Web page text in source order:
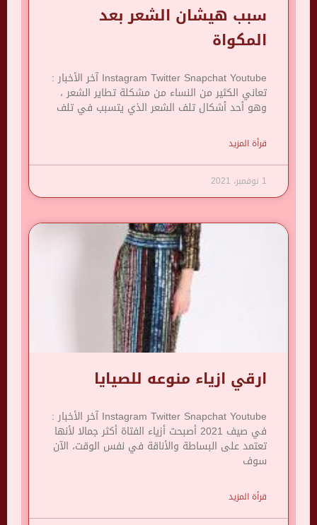
سبب هيشان الشعر بعد
المكواة
Instagram Twitter Snapchat Youtube آخر الأخبار :
تعاني الكثير من النساء من مشكلة تطاير الشعر ،
وهو أحد أشكال تلف الشعر الذي يتسبب في تلف
قرأة المزيد
1 نوفمبر، 2021
ارقي ازياء منوعه للصيايا
Instagram Twitter Snapchat Youtube آخر الأخبار :
في صيف 2021 أصبحت أزياء الفتاة أكثر جمالا لأنها
تعتمد على البساطة والأناقة في نفس الوقت، الآن
سوف
قرأة المزيد